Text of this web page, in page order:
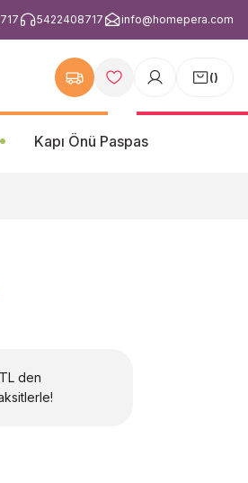
5422408717 info@homepera.com
()
Kapı Önü Paspas
den